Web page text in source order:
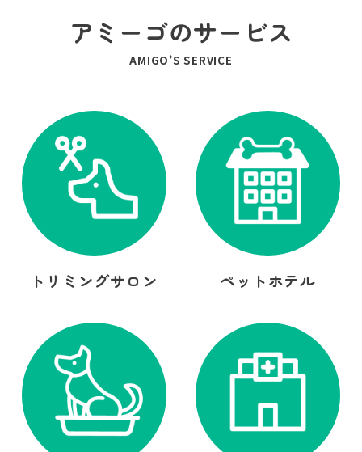
アミーゴのサービス
AMIGO’S SERVICE
トリミングサロン ペットホテル